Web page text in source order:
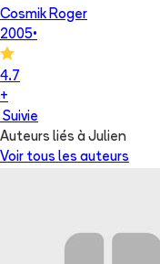
Cosmik Roger
2005•
4.7
+
Suivie
Auteurs liés à Julien
Voir tous les auteurs